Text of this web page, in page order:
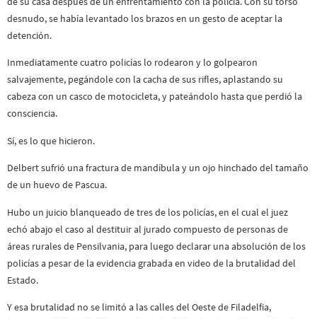
desnudo, se había levantado los brazos en un gesto de aceptar la
detención.
Inmediatamente cuatro policías lo rodearon y lo golpearon
salvajemente, pegándole con la cacha de sus rifles, aplastando su
cabeza con un casco de motocicleta, y pateándolo hasta que perdió la
consciencia.
Sí, es lo que hicieron.
Delbert sufrió una fractura de mandíbula y un ojo hinchado del tamaño
de un huevo de Pascua.
Hubo un juicio blanqueado de tres de los policías, en el cual el juez
echó abajo el caso al destituir al jurado compuesto de personas de
áreas rurales de Pensilvania, para luego declarar una absolución de los
policías a pesar de la evidencia grabada en video de la brutalidad del
Estado.
Y esa brutalidad no se limitó a las calles del Oeste de Filadelfia,